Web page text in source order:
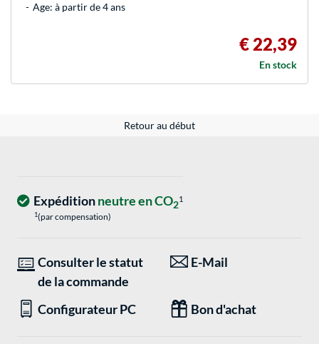
Age: à partir de 4 ans
€ 22,39
En stock
Retour au début
Expéditionneutre en CO21
1(par compensation)
Consulter le statut
de la commande
E-Mail
Configurateur PC Bon d'achat